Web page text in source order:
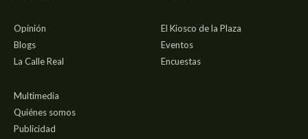
Opinión
Blogs
La Calle Real
El Kiosco de la Plaza
Eventos
Encuestas
Multimedia
Quiénes somos
Publicidad